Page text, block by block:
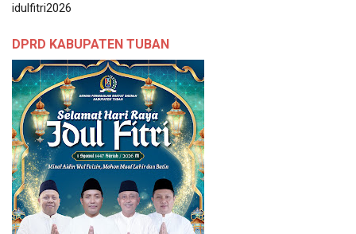
idulfitri2026
DPRD KABUPATEN TUBAN